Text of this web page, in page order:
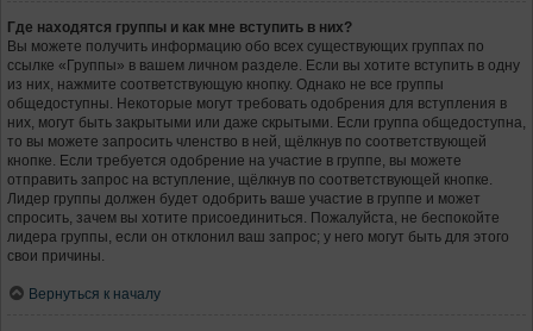
Где находятся группы и как мне вступить в них?
Вы можете получить информацию обо всех существующих группах по
ссылке «Группы» в вашем личном разделе. Если вы хотите вступить в одну
из них, нажмите соответствующую кнопку. Однако не все группы
общедоступны. Некоторые могут требовать одобрения для вступления в
них, могут быть закрытыми или даже скрытыми. Если группа общедоступна,
то вы можете запросить членство в ней, щёлкнув по соответствующей
кнопке. Если требуется одобрение на участие в группе, вы можете
отправить запрос на вступление, щёлкнув по соответствующей кнопке.
Лидер группы должен будет одобрить ваше участие в группе и может
спросить, зачем вы хотите присоединиться. Пожалуйста, не беспокойте
лидера группы, если он отклонил ваш запрос; у него могут быть для этого
свои причины.
Вернуться к началу